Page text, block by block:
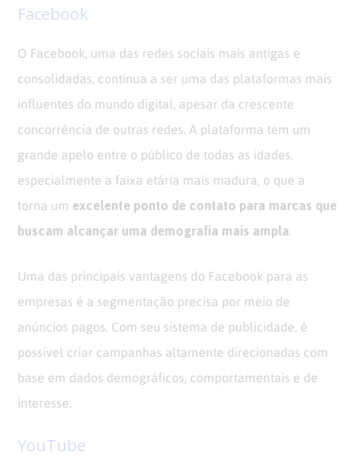
Facebook
O Facebook, uma das redes sociais mais antigas e
consolidadas, continua a ser uma das plataformas mais
influentes do mundo digital, apesar da crescente
concorrência de outras redes. A plataforma tem um
grande apelo entre o público de todas as idades,
especialmente a faixa etária mais madura, o que a
torna um excelente ponto de contato para marcas que
buscam alcançar uma demografia mais ampla
Uma das principais vantagens do Facebook para as
empresas é a segmentação precisa por meio de
anúncios pagos. Com seu sistema de publicidade, é
possível criar campanhas altamente direcionadas com
base em dados demográficos, comportamentais e de
interesse.
YouTube